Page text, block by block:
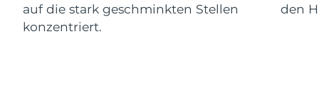
auf die stark geschminkten Stellen
konzentriert.
den